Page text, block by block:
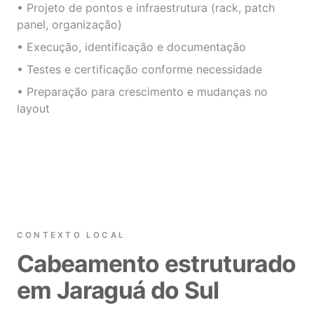
• Projeto de pontos e infraestrutura (rack, patch
panel, organização)
• Execução, identificação e documentação
• Testes e certificação conforme necessidade
• Preparação para crescimento e mudanças no
layout
CONTEXTO LOCAL
Cabeamento estruturado
em Jaraguá do Sul